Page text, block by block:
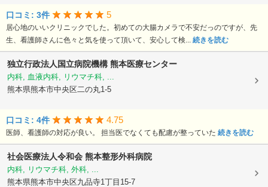
口コミ: 3件 5
居心地のいいクリニックでした。初めての大腸カメラで不安だっのですが、先
生、看護師さんに色々と気を使って頂いて、安心して検... 続きを読む
独立行政法人国立病院機構熊本医療センター
内科, 血液内科, リウマチ科, ...
熊本県熊本市中央区二の丸1-5
口コミ: 4件 4.75
医師、看護師の対応が良い。 担当医でなくても配慮が整っていた 続きを読む
社会医療法人令和会 熊本整形外科病院
内科, リウマチ科, 外科, ...
熊本県熊本市中央区九品寺1丁目15-7